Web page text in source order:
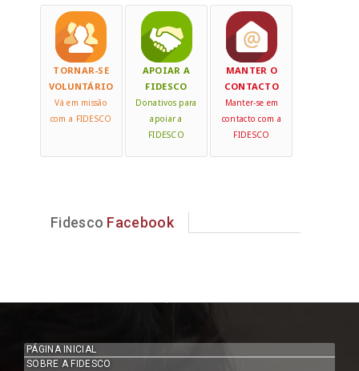
TORNAR-SE
VOLUNTÁRIO
Vá em missão
com a FIDESCO
APOIAR A
FIDESCO
Donativos para
apoiar a
FIDESCO
MANTER O
CONTACTO
Manter-se em
contacto com a
FIDESCO
Fidesco Facebook
PÁGINA INICIAL
SOBRE A FIDESCO